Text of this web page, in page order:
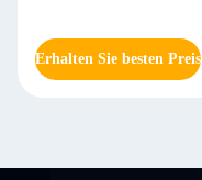
Erhalten Sie besten Preis